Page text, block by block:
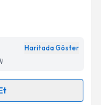
belirtilen
Haritada Göster